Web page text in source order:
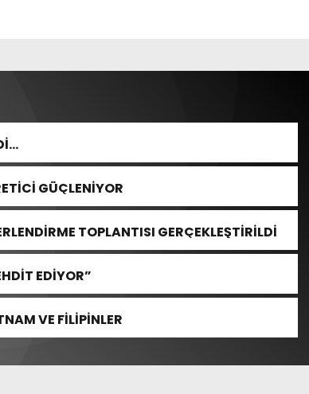
GÜÇLENİYOR
TOPLANTISI GERÇEKLEŞTİRİLDİ
EDİYOR”
VE FİLİPİNLER